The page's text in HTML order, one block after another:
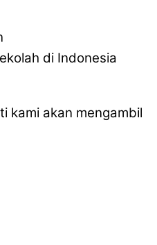
di Indonesia
kami akan mengambil